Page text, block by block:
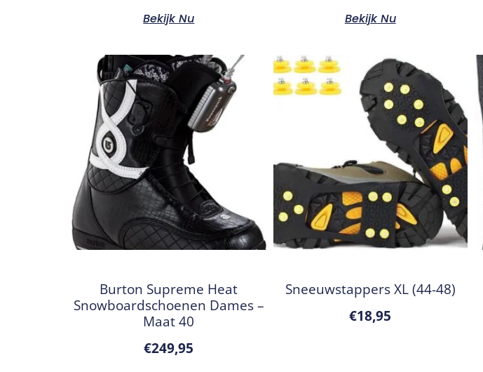
Bekijk Nu Bekijk Nu
Burton Supreme Heat
Snowboardschoenen Dames –
Maat 40
€249,95
Sneeuwstappers XL (44-48)
€18,95